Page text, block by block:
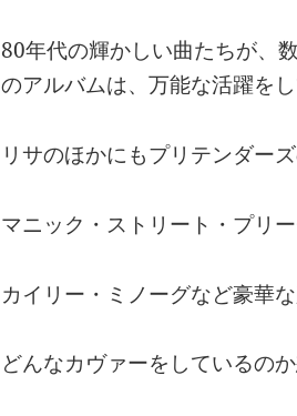
80年代の輝かしい曲たちが、
のアルバムは、万能な活躍をし
リサのほかにもプリテンダー
マニック・ストリート・プリ
カイリー・ミノーグなど豪華な
どんなカヴァーをしているの